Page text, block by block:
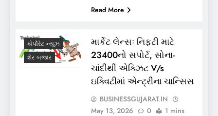
Read More
કોર્પોરેટ ન્યૂઝ
શેર બજાર
માર્કેટ લેન્સઃ નિફ્ટી માટે
23400નો સપોર્ટ, સોના-
ચાંદીથી એક્ઝિટ V/s
ઇક્વિટીમાં એન્ટ્રીના ચાન્સિસ
BUSINESSGUJARAT.IN
May 13, 2026
0 1 mins